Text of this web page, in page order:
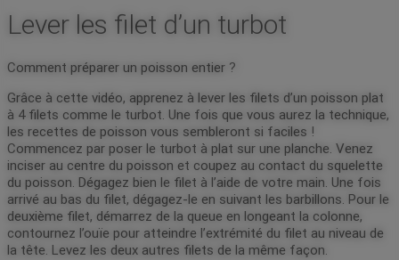
Lever les filet d’un turbot
Comment préparer un poisson entier ?
Grâce à cette vidéo, apprenez à lever les filets d’un poisson plat
à 4 filets comme le turbot. Une fois que vous aurez la technique,
les recettes de poisson vous sembleront si faciles !
Commencez par poser le turbot à plat sur une planche. Venez
inciser au centre du poisson et coupez au contact du squelette
du poisson. Dégagez bien le filet à l’aide de votre main. Une fois
arrivé au bas du filet, dégagez-le en suivant les barbillons. Pour le
deuxième filet, démarrez de la queue en longeant la colonne,
contournez l’ouïe pour atteindre l’extrémité du filet au niveau de
la tête. Levez les deux autres filets de la même façon.